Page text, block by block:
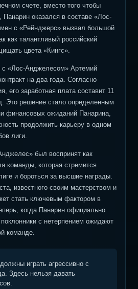
счете, вместо того чтобы
оказался в составе «Лос-
с «Рейнджерс» вызвал большой
как талантливый российский
цвета «Кингс».
с «Лос-Анджелесом» Артемий
на два года. Согласно
его заработная плата составит 11
Это решение стало определенным
финансовых ожиданий Панарина,
продолжить карьеру в одном
лиги.
был воспринят как
команды, которая стремится
и бороться за высшие награды.
известного своим мастерством и
стать ключевым фактором в
когда Панарин официально
с нетерпением ожидают
команде.
играть агрессивно с
Здесь нельзя давать